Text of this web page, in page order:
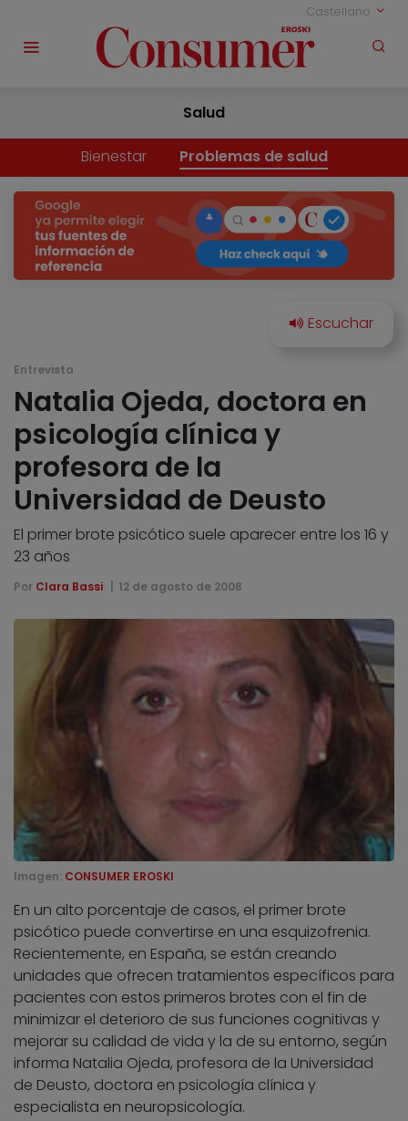
Castellano
Salud
Bienestar Problemas de salud
Entrevista
Natalia Ojeda, doctora en
psicología clínica y
profesora de la
Universidad de Deusto
El primer brote psicótico suele aparecer entre los 16 y
23 años
Por Clara Bassi 12 de agosto de 2008
Imagen: CONSUMER EROSKI
En un alto porcentaje de casos, el primer brote
psicótico puede convertirse en una esquizofrenia.
Recientemente, en España, se están creando
unidades que ofrecen tratamientos específicos para
pacientes con estos primeros brotes con el fin de
minimizar el deterioro de sus funciones cognitivas y
mejorar su calidad de vida y la de su entorno, según
informa Natalia Ojeda, profesora de la Universidad
de Deusto, doctora en psicología clínica y
especialista en neuropsicología.